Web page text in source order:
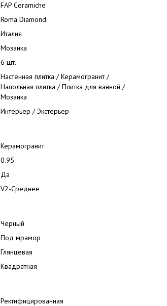
FAP Ceramiche
Roma Diamond
Италия
Мозаика
6 шт.
Настенная плитка / Керамогранит /
Напольная плитка / Плитка для ванной /
Мозаика
Интерьер / Экстерьер
Керамогранит
0.95
Да
V2-Среднее
Черный
Под мрамор
Глянцевая
Квадратная
Ректифицированная